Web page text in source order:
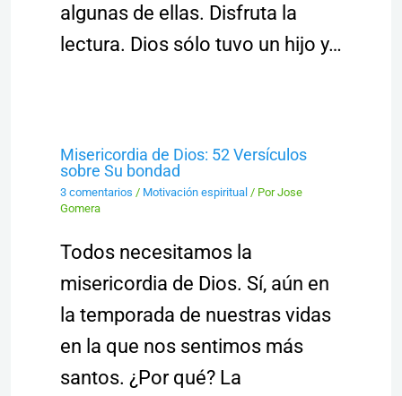
algunas de ellas. Disfruta la
lectura. Dios sólo tuvo un hijo y…
Misericordia de Dios: 52 Versículos
sobre Su bondad
3 comentarios / Motivación espiritual / PorJose
Gomera
Todos necesitamos la
misericordia de Dios. Sí, aún en
la temporada de nuestras vidas
en la que nos sentimos más
santos. ¿Por qué? La